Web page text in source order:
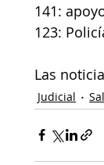
141:
123:
Las
Judicial